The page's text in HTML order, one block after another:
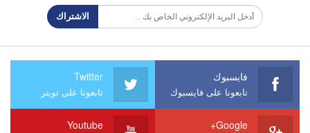
الاشتراك
فايسبوك
تابعونا على فايسبوك
Twitter
تابعونا على تويتر
Google+
Youtube